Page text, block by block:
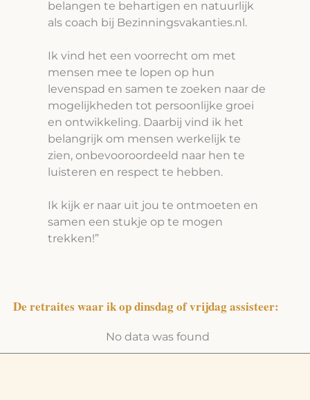
belangen te behartigen en natuurlijk
als coach bij Bezinningsvakanties.nl.
Ik vind het een voorrecht om met
mensen mee te lopen op hun
levenspad en samen te zoeken naar de
mogelijkheden tot persoonlijke groei
en ontwikkeling. Daarbij vind ik het
belangrijk om mensen werkelijk te
zien, onbevooroordeeld naar hen te
luisteren en respect te hebben.
Ik kijk er naar uit jou te ontmoeten en
samen een stukje op te mogen
trekken!”
De retraites waar ik op dinsdag of vrijdag assisteer:
No data was found